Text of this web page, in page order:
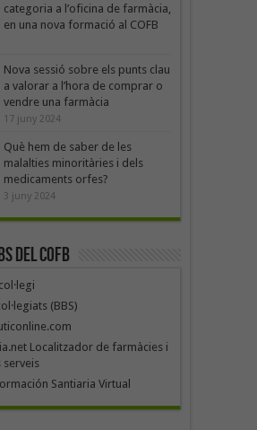
categoria a l’oficina de farmàcia,
en una nova formació al COFB
Nova sessió sobre els punts clau
a valorar a l’hora de comprar o
vendre una farmàcia
17 juny 2024
Què hem de saber de les
malalties minoritàries i dels
medicaments orfes?
3 juny 2024
del COFB
(BBS)
Localitzador de farmàcies i
serveis
Santiaria Virtual